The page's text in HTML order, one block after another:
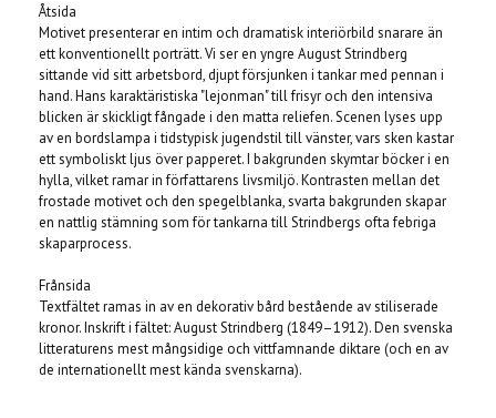
Åtsida
Motivet presenterar en intim och dramatisk interiörbild snarare än
ett konventionellt porträtt. Vi ser en yngre August Strindberg
sittande vid sitt arbetsbord, djupt försjunken i tankar med pennan i
hand. Hans karaktäristiska "lejonman" till frisyr och den intensiva
blicken är skickligt fångade i den matta reliefen. Scenen lyses upp
av en bordslampa i tidstypisk jugendstil till vänster, vars sken kastar
ett symboliskt ljus över papperet. I bakgrunden skymtar böcker i en
hylla, vilket ramar in författarens livsmiljö. Kontrasten mellan det
frostade motivet och den spegelblanka, svarta bakgrunden skapar
en nattlig stämning som för tankarna till Strindbergs ofta febriga
skaparprocess.
Frånsida
Textfältet ramas in av en dekorativ bård bestående av stiliserade
kronor. Inskrift i fältet: August Strindberg (1849–1912). Den svenska
litteraturens mest mångsidige och vittfamnande diktare (och en av
de internationellt mest kända svenskarna).